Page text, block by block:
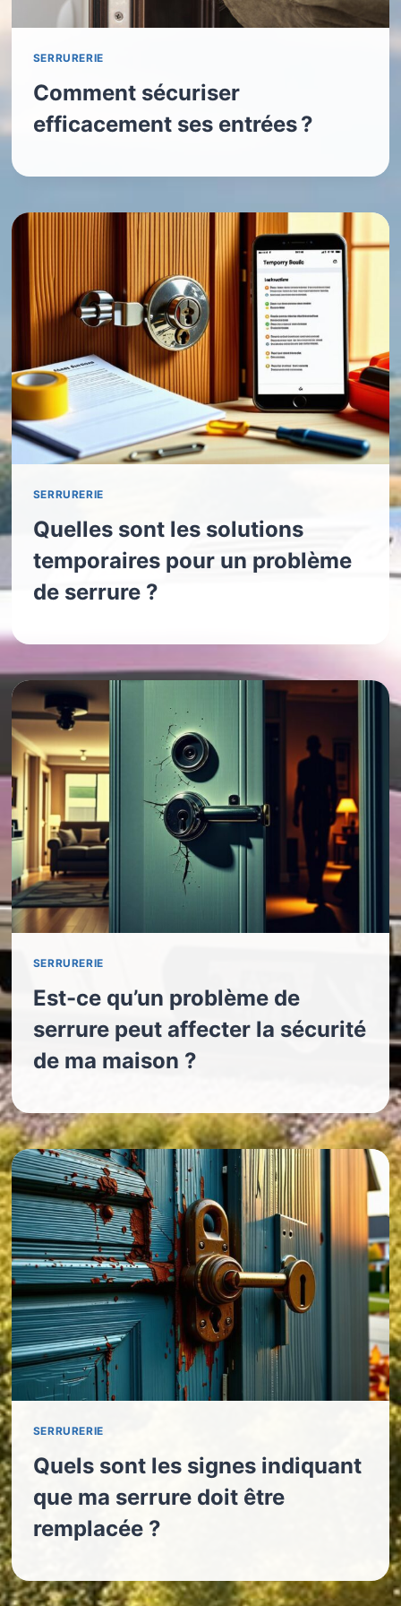
SERRURERIE
Comment sécuriser
efficacement ses entrées ?
SERRURERIE
Quelles sont les solutions
temporaires pour un problème
de serrure ?
SERRURERIE
Est-ce qu’un problème de
serrure peut affecter la sécurité
de ma maison ?
SERRURERIE
Quels sont les signes indiquant
que ma serrure doit être
remplacée ?